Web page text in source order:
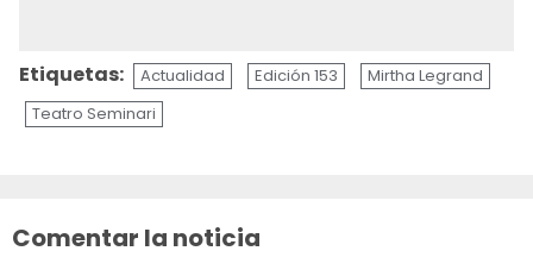
Etiquetas: Actualidad Edición 153
Mirtha Legrand
Teatro Seminari
Comentar la noticia